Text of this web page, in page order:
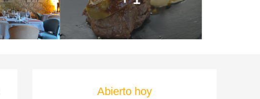
Horarios y datos de contacto
Abierto hoy